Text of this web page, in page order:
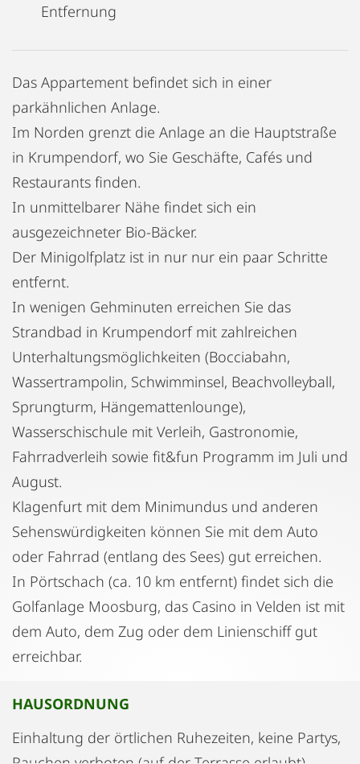
Entfernung
Das Appartement befindet sich in einer
parkähnlichen Anlage.
Im Norden grenzt die Anlage an die Hauptstraße
in Krumpendorf, wo Sie Geschäfte, Cafés und
Restaurants finden.
In unmittelbarer Nähe findet sich ein
ausgezeichneter Bio-Bäcker.
Der Minigolfplatz ist in nur nur ein paar Schritte
entfernt.
In wenigen Gehminuten erreichen Sie das
Strandbad in Krumpendorf mit zahlreichen
Unterhaltungsmöglichkeiten (Bocciabahn,
Wassertrampolin, Schwimminsel, Beachvolleyball,
Sprungturm, Hängemattenlounge),
Wasserschischule mit Verleih, Gastronomie,
Fahrradverleih sowie fit&fun Programm im Juli und
August.
Klagenfurt mit dem Minimundus und anderen
Sehenswürdigkeiten können Sie mit dem Auto
oder Fahrrad (entlang des Sees) gut erreichen.
In Pörtschach (ca. 10 km entfernt) findet sich die
Golfanlage Moosburg, das Casino in Velden ist mit
dem Auto, dem Zug oder dem Linienschiff gut
erreichbar.
HAUSORDNUNG
Einhaltung der örtlichen Ruhezeiten, keine Partys,